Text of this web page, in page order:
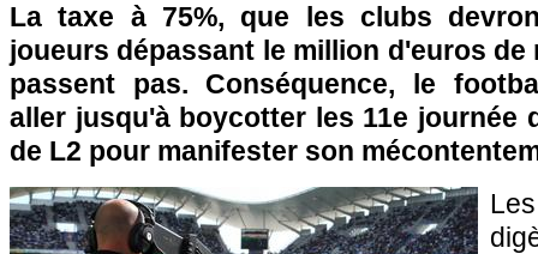
La taxe à 75%, que les clubs
joueurs dépassant le million d'euros de
passent pas. Conséquence, le
aller jusqu'à boycotter les 11e journée
de L2 pour manifester son